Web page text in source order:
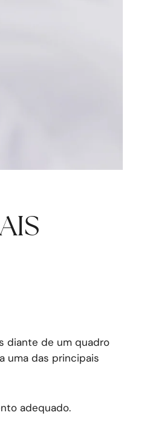
diante de um quadro
uma das principais
adequado.